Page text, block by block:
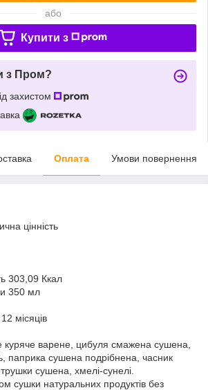
або
Купити з
з Пром?
захистом
Оплата Умови повернення
цінність
303,09 Ккал
350 мл
місяців
куряче варене, цибуля смажена сушена,
паприка сушена подрібнена, часник
сушена, хмелі-сунелі.
сушки натуральних продуктів без